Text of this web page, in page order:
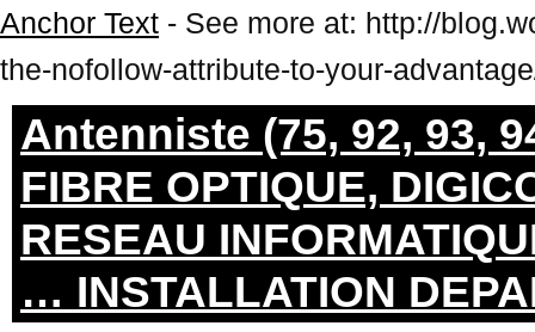
Anchor Text - See more at: http://
the-nofollow-attribute-to-your-
Antenniste (75, 92, 93,
FIBRE OPTIQUE,
RESEAU
… INSTALLATION